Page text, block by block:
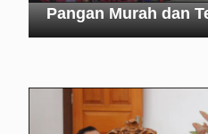
Pangan Murah dan